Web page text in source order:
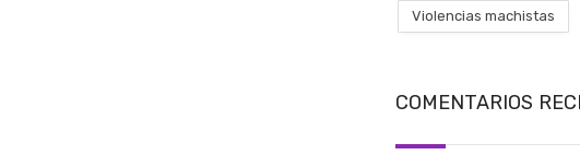
Violencias machistas
COMENTARIOS